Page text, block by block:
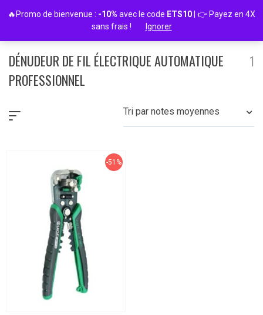
DÉNUDEUR DE FIL ÉLECTRIQUE AUTOMATIQUE
PROFESSIONNEL
1
Tri par notes moyennes
-51%
🔥Promo de bienvenue : -10% avec le code ETS10 | 👉 Payez en 4X
sans frais !
Ignorer